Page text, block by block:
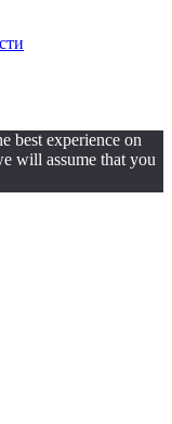
best experience on
will assume that you